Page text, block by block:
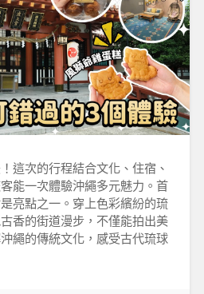
這次的行程結合文化、住宿、
能一次體驗沖繩多元魅力。首
亮點之一。穿上色彩繽紛的琉
香的街道漫步，不僅能拍出美
繩的傳統文化，感受古代琉球